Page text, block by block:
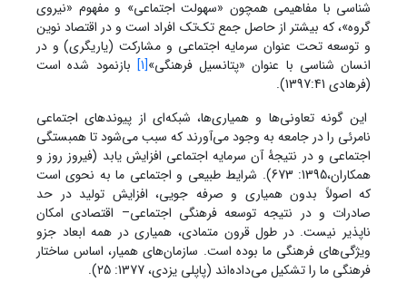
شناسی با مفاهیمی همچون «سهولت اجتماعی» و مفهوم «نیروی
گروه»، که بیشتر از حاصل جمع تک‌تک افراد است و در اقتصاد نوین
و توسعه تحت عنوان سرمایه اجتماعی و مشارکت (یاریگری) و در
انسان شناسی با عنوان «پتانسیل فرهنگی»[1]
بازنمود شده است
(فرهادی 1397:41).
این گونه تعاونی‌ها و همیاری‌ها، شبکه‌ای از پیوندهای اجتماعی
نامرئی را در جامعه به وجود می‌آورند که سبب می‌شود تا همبستگی
اجتماعی و در نتیجۀ آن سرمایه اجتماعی افزایش یابد (فیروز روز و
همکاران،1395: 673). شرایط طبیعی و اجتماعی ما به نحوی است
که اصولاً بدون همیاری و صرفه جویی، افزایش تولید در حد
صادرات و در نتیجه توسعه فرهنگی اجتماعی– اقتصادی امکان
ناپذیر نیست. در طول قرون متمادی، همیاری در همه ابعاد جزو
ویژگی‌های فرهنگی ما بوده است. سازمان‌های همیار، اساس ساختار
فرهنگی ما را تشکیل می‌داده‌اند (پاپلی یزدی، 1377: 25).